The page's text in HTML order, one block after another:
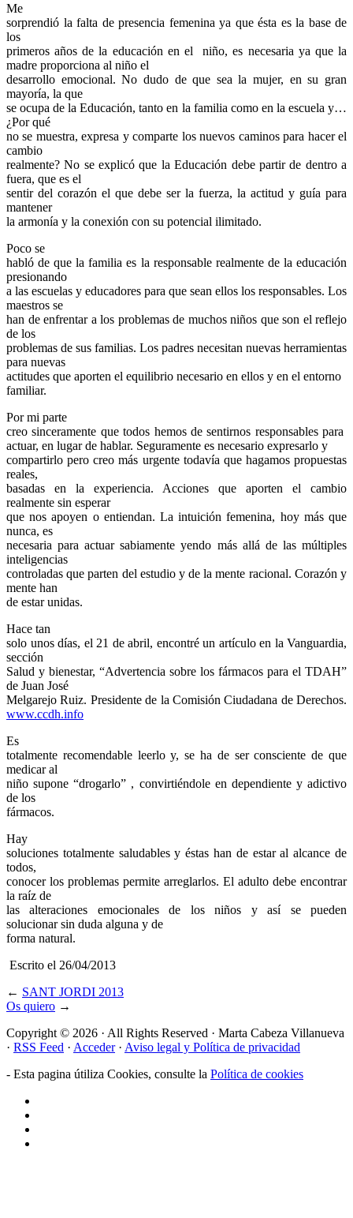
Me
sorprendió la falta de presencia femenina ya que ésta es la base de
los
primeros años de la educación en el niño, es necesaria ya que la
madre proporciona al niño el
desarrollo emocional. No dudo de que sea la mujer, en su gran
mayoría, la que
se ocupa de la Educación, tanto en la familia como en la escuela y…
¿Por qué
no se muestra, expresa y comparte los nuevos caminos para hacer el
cambio
realmente? No se explicó que la Educación debe partir de dentro a
fuera, que es el
sentir del corazón el que debe ser la fuerza, la actitud y guía para
mantener
la armonía y la conexión con su potencial ilimitado.
Poco se
habló de que la familia es la responsable realmente de la educación
presionando
a las escuelas y educadores para que sean ellos los responsables. Los
maestros se
han de enfrentar a los problemas de muchos niños que son el reflejo
de los
problemas de sus familias. Los padres necesitan nuevas herramientas
para nuevas
actitudes que aporten el equilibrio necesario en ellos y en el entorno
familiar.
Por mi parte
creo sinceramente que todos hemos de sentirnos responsables para
actuar, en lugar de hablar. Seguramente es necesario expresarlo y
compartirlo pero creo más urgente todavía que hagamos propuestas
reales,
basadas en la experiencia. Acciones que aporten el cambio
realmente sin esperar
que nos apoyen o entiendan. La intuición femenina, hoy más que
nunca, es
necesaria para actuar sabiamente yendo más allá de las múltiples
inteligencias
controladas que parten del estudio y de la mente racional. Corazón y
mente han
de estar unidas.
Hace tan
solo unos días, el 21 de abril, encontré un artículo en la Vanguardia,
sección
Salud y bienestar, “Advertencia sobre los fármacos para el TDAH”
de Juan José
Melgarejo Ruiz. Presidente de la Comisión Ciudadana de Derechos.
www.ccdh.info
Es
totalmente recomendable leerlo y, se ha de ser consciente de que
medicar al
niño supone “drogarlo” , convirtiéndole en dependiente y adictivo
de los
fármacos.
Hay
soluciones totalmente saludables y éstas han de estar al alcance de
todos,
conocer los problemas permite arreglarlos. El adulto debe encontrar
la raíz de
las alteraciones emocionales de los niños y así se pueden
solucionar sin duda alguna y de
forma natural.
Escrito el 26/04/2013
← SANT JORDI 2013
Os quiero →
Copyright © 2026 · All Rights Reserved · Marta Cabeza Villanueva
· RSS Feed · Acceder· Aviso legal y Política de privacidad
- Esta pagina útiliza Cookies, consulte la Política de cookies